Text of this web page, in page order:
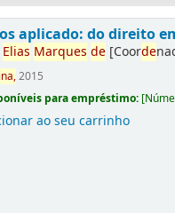
aplicado: do direito
Elias Marques de [Coorde
2015
para empréstimo: [
ao seu carrinho